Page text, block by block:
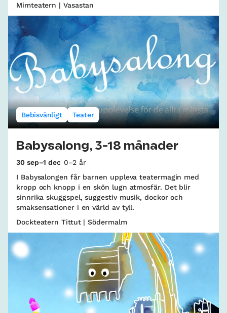
Mimteatern | Vasastan
Bebisvänligt Teater
Babysalong, 3-18 månader
30 sep–1 dec 0–2 år
I Babysalongen får barnen uppleva teatermagin med
kropp och knopp i en skön lugn atmosfär. Det blir
sinnrika skuggspel, suggestiv musik, dockor och
smaksensationer i en värld av tyll.
Dockteatern Tittut | Södermalm